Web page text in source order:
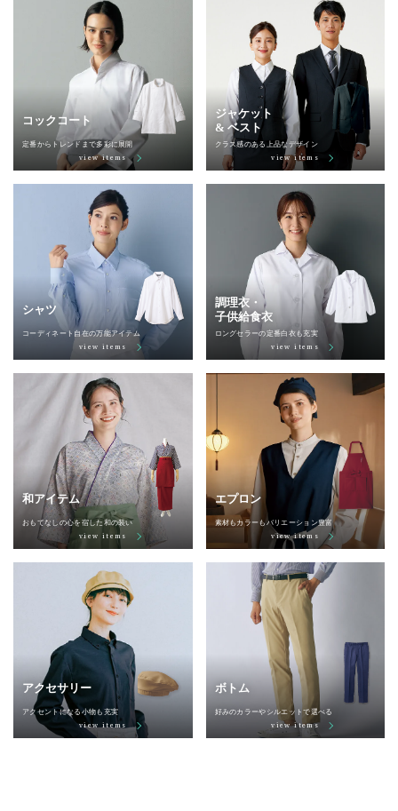
コックコート
定番からトレンドまで多彩に展開
view items
ジャケット
& ベスト
クラス感のある上品なデザイン
view items
シャツ
コーディネート自在の万能アイテム
view items
調理衣・
子供給食衣
ロングセラーの定番白衣も充実
view items
和アイテム
おもてなしの心を宿した和の装い
view items
エプロン
素材もカラーもバリエーション豊富
view items
アクセサリー
アクセントになる小物も充実
view items
ボトム
好みのカラーやシルエットで選べる
view items